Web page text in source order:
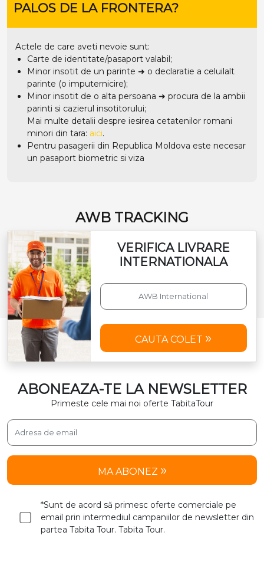
PALOS DE LA FRONTERA?
Actele de care aveti nevoie sunt:
Carte de identitate/pasaport valabil;
Minor insotit de un parinte ➜ o declaratie a celuilalt
parinte (o imputernicire);
Minor insotit de o alta persoana ➜ procura de la ambii
parinti si cazierul insotitorului;
Mai multe detalii despre iesirea cetatenilor romani
minori din tara: aici.
Pentru pasagerii din Republica Moldova este necesar
un pasaport biometric si viza
AWB TRACKING
VERIFICA LIVRARE
INTERNATIONALA
CAUTA COLET
ABONEAZA-TE LA NEWSLETTER
Primeste cele mai noi oferte TabitaTour
MA ABONEZ
*Sunt de acord să primesc oferte comerciale pe
email prin intermediul campaniilor de newsletter din
partea Tabita Tour. Tabita Tour.